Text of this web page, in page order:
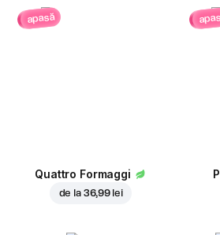
apasă
Quattro Formaggi
de la 36,99 lei